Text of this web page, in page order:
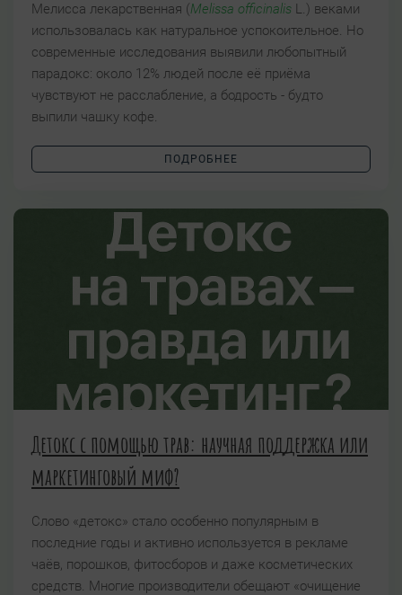
Мелисса лекарственная (Melissa officinalis L.) веками
использовалась как натуральное успокоительное. Но
современные исследования выявили любопытный
парадокс: около 12% людей после её приёма
чувствуют не расслабление, а бодрость - будто
выпили чашку кофе.
ПОДРОБНЕЕ
Детокс с помощью трав: научная поддержка или
маркетинговый миф?
Слово «детокс» стало особенно популярным в
последние годы и активно используется в рекламе
чаёв, порошков, фитосборов и даже косметических
средств. Многие производители обещают «очищение